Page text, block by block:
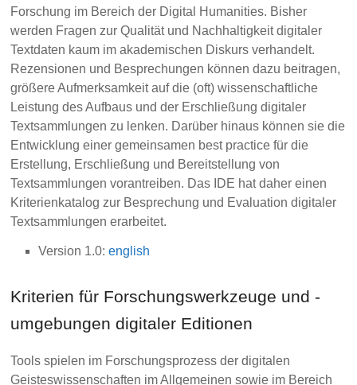
Forschung im Bereich der Digital Humanities. Bisher
werden Fragen zur Qualität und Nachhaltigkeit digitaler
Textdaten kaum im akademischen Diskurs verhandelt.
Rezensionen und Besprechungen können dazu beitragen,
größere Aufmerksamkeit auf die (oft) wissenschaftliche
Leistung des Aufbaus und der Erschließung digitaler
Textsammlungen zu lenken. Darüber hinaus können sie die
Entwicklung einer gemeinsamen best practice für die
Erstellung, Erschließung und Bereitstellung von
Textsammlungen vorantreiben. Das IDE hat daher einen
Kriterienkatalog zur Besprechung und Evaluation digitaler
Textsammlungen erarbeitet.
Version 1.0:english
Kriterien für Forschungswerkzeuge und -
umgebungen digitaler Editionen
Tools spielen im Forschungsprozess der digitalen
Geisteswissenschaften im Allgemeinen sowie im Bereich